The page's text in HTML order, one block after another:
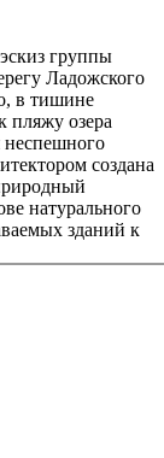
группы
Ладожского
в тишине
пляжу озера
неспешного
создана
натурального
зданий к